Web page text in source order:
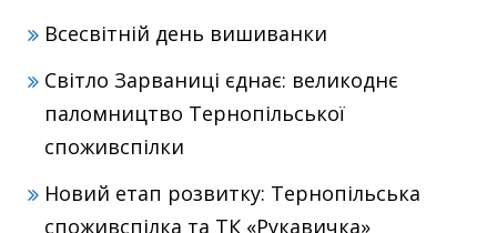
Всесвітній день вишиванки
Світло Зарваниці єднає: великоднє
паломництво Тернопільської
споживспілки
Новий етап розвитку: Тернопільська
споживспілка та ТК «Рукавичка»